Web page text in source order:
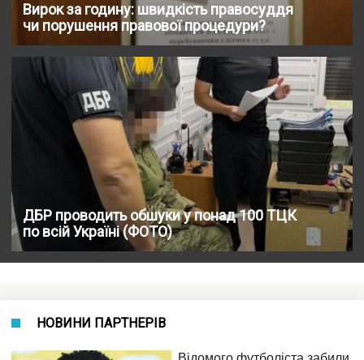
Вирок за годину: швидкість правосуддя
чи порушення правової процедури?
ДБР проводить обшуки у понад 100 ТЦК
по всій Україні (ФОТО)
НОВИНИ ПАРТНЕРІВ